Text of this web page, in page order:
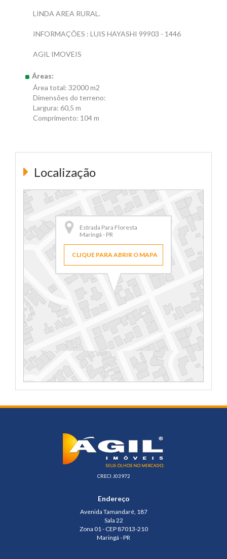
LINDA AREA RURAL.
INFORMAÇÕES : LUIS HAYASHI 99903 - 1446
AGIL IMOVEIS
Áreas:
Área total: 32000 m2
Dimensões do terreno:
Largura: 60,5 m
Comprimento: 104 m
Localização
Estrada Para Floresta
Maringá - PR
CLIQUE PARA ABRIR O MAPA
CRECI J03972
Endereço
Avenida Tamandaré, 187
Sala 22
Zona 01 - CEP 87013-210
Maringá - PR